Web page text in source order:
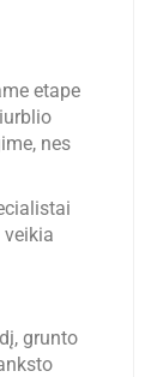
etape
nes
grunto